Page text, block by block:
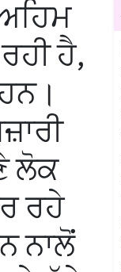
ਹੈ,
ਲੋਕ
ਰਹੇ
ਨਾਲੋਂ